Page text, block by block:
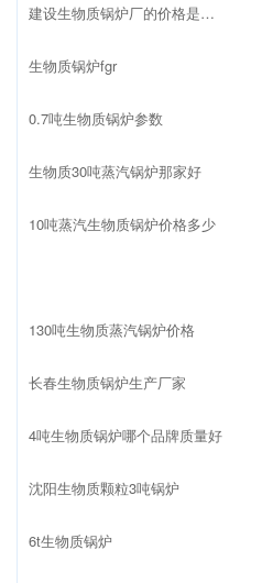
建设生物质锅炉厂的价格是多少
生物质锅炉fgr
0.7吨生物质锅炉参数
生物质30吨蒸汽锅炉那家好
10吨蒸汽生物质锅炉价格多少
130吨生物质蒸汽锅炉价格
长春生物质锅炉生产厂家
4吨生物质锅炉哪个品牌质量好
沈阳生物质颗粒3吨锅炉
6t生物质锅炉